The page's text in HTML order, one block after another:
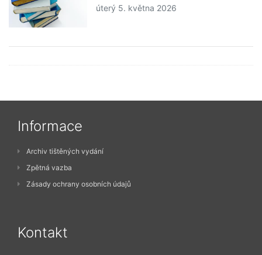
úterý 5. května 2026
Informace
Archiv tištěných vydání
Zpětná vazba
Zásady ochrany osobních údajů
Kontakt